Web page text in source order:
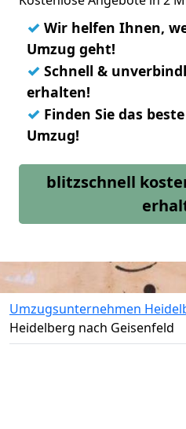
✓ Wir helfen Ihnen,
Umzug geht!
✓ Schnell &
erhalten!
✓ Finden Sie das
Umzug!
blitzschnell
Umzugsunternehmen
Heidelberg nach Geisenfeld